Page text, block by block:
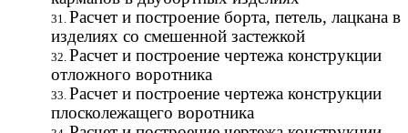
Расчет и построение борта, петель, лацкана в
изделиях со смешенной застежкой
Расчет и построение чертежа конструкции
отложного воротника
Расчет и построение чертежа конструкции
плосколежащего воротника